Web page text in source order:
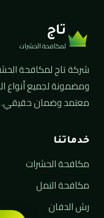
تاج
لمكافحة الحشرات
شركة تاج لمكافحة
ومضمونة لجميع أنواع
معتمد وضمان حقيقي.
خدماتنا
مكافحة الحشرات
مكافحة النمل
رش الدفان